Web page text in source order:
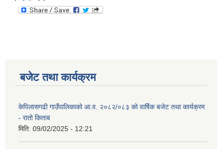
बजेट तथा कार्यक्रम
केपिलासगढी गाउँपालिकाको आ.व. २०८२/०८३ को वार्षिक बजेट तथा कार्यक्रम
- रातो किताब
मिति: 09/02/2025 - 12:21